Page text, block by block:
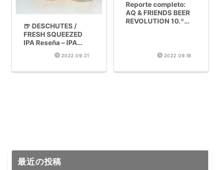
🍺 DESCHUTES /
FRESH SQUEEZED
IPA Reseña – IPA
Cítrica de Cervecería
Veterana de Oregon
2022.09.21
Reporte completo:
AQ & FRIENDS BEER
REVOLUTION 10.º
2022.09.18
最近の投稿